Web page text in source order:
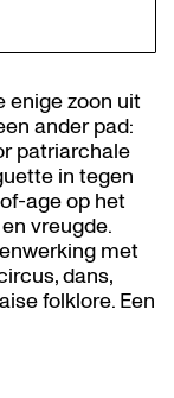
enige zoon uit
ander pad:
patriarchale
in tegen
age op het
vreugde.
met
dans,
folklore. Een
Inzoomen